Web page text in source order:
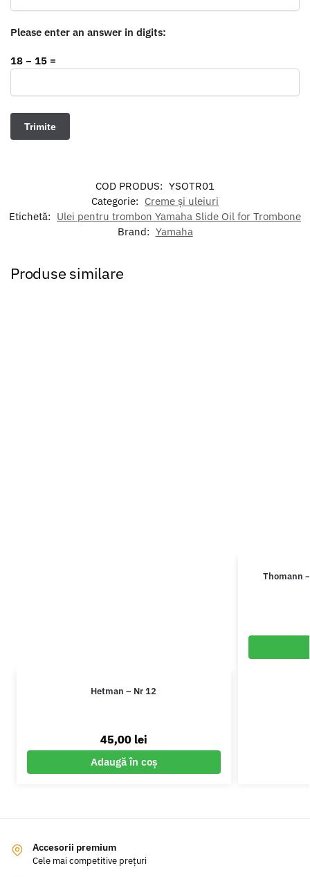
Please enter an answer in digits:
18 − 15 =
COD PRODUS: YSOTR01
Categorie: Creme și uleiuri
Etichetă: Ulei pentru trombon Yamaha Slide Oil for Trombone
Brand: Yamaha
Produse similare
Hetman – Nr 12
45,00 lei
Adaugă în coș
Thomann
Accesorii premium
Cele mai competitive prețuri